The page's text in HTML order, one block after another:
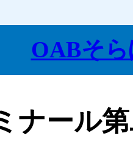
OABそ
ナール